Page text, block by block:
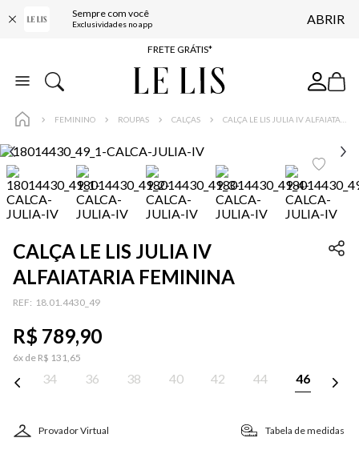
Sempre com você
Exclusividades no app ABRIR
ENTREGA EXPRESSA*
FRETE GRÁTIS*
BAIXE O APP
FEMININO ROUPAS CALÇAS
CALÇA LE LIS JULIA IV
ALFAIATARIA FEMININA
: 18.01.4430_49
R$ 789,90
6x de R$ 131,65
34 36 38 40 42 44 46
Provador Virtual Tabela de medidas